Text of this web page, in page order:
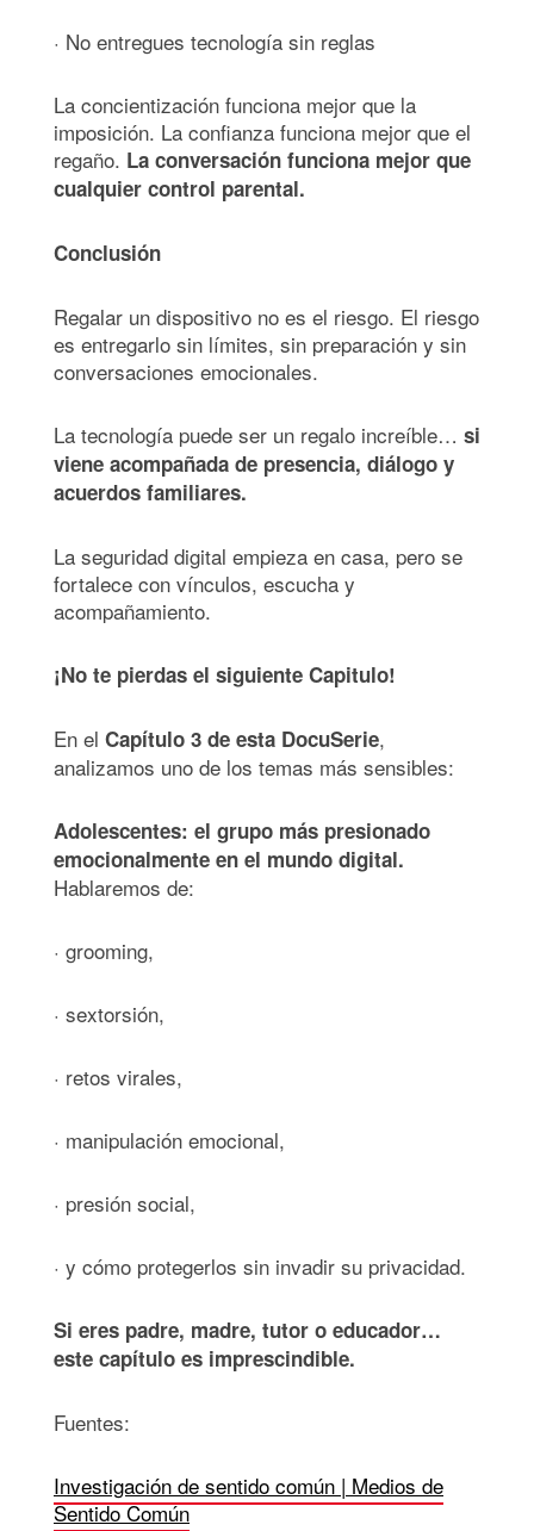
· No entregues tecnología sin reglas
La concientización funciona mejor que la
imposición. La confianza funciona mejor que el
regaño. La conversación funciona mejor que
cualquier control parental.
Conclusión
Regalar un dispositivo no es el riesgo. El riesgo
es entregarlo sin límites, sin preparación y sin
conversaciones emocionales.
La tecnología puede ser un regalo increíble… si
viene acompañada de presencia, diálogo y
acuerdos familiares.
La seguridad digital empieza en casa, pero se
fortalece con vínculos, escucha y
acompañamiento.
¡No te pierdas el siguiente Capitulo!
En el Capítulo 3 de esta DocuSerie,
analizamos uno de los temas más sensibles:
Adolescentes: el grupo más presionado
emocionalmente en el mundo digital.
Hablaremos de:
· grooming,
· sextorsión,
· retos virales,
· manipulación emocional,
· presión social,
· y cómo protegerlos sin invadir su privacidad.
Si eres padre, madre, tutor o educador…
este capítulo es imprescindible.
Fuentes:
Investigación de sentido común | Medios de
Sentido Común